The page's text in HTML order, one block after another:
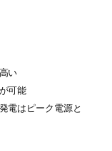
い
可能
電はピーク電源と